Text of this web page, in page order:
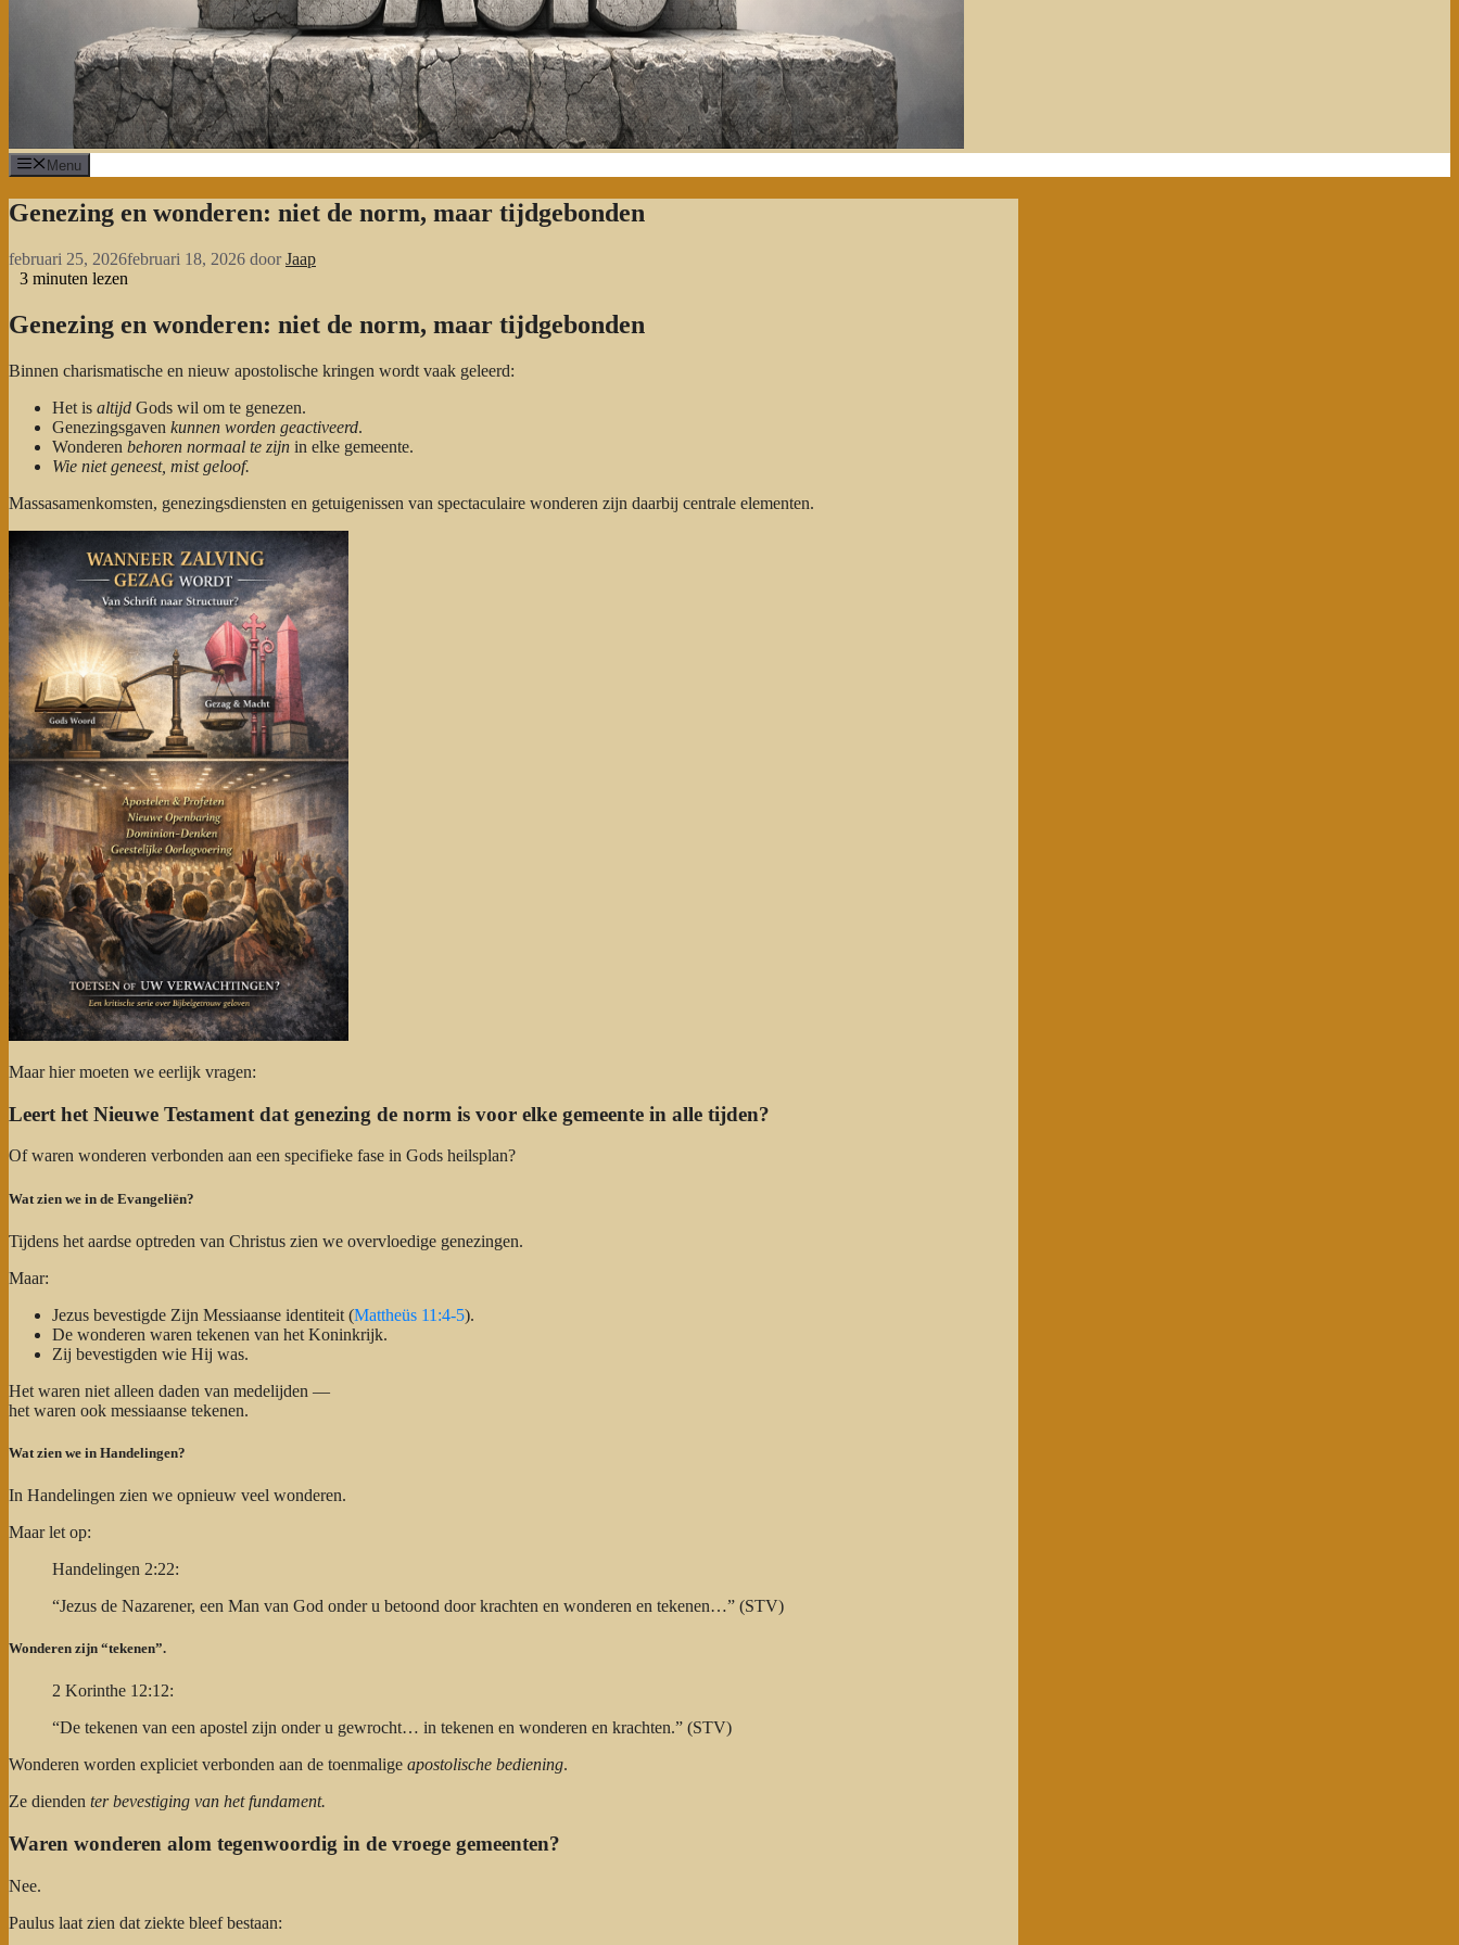
Menu
Genezing en wonderen: niet de norm, maar tijdgebonden
februari 25, 2026februari 18, 2026 doorJaap
3 minuten lezen
Genezing en wonderen: niet de norm, maar tijdgebonden
Binnen charismatische en nieuw apostolische kringen wordt vaak geleerd:
Het is altijd Gods wil om te genezen.
Genezingsgaven kunnen worden geactiveerd.
Wonderen behoren normaal te zijn in elke gemeente.
Wie niet geneest, mist geloof.
Massasamenkomsten, genezingsdiensten en getuigenissen van spectaculaire wonderen zijn daarbij centrale elementen.
Maar hier moeten we eerlijk vragen:
Leert het Nieuwe Testament dat genezing de norm is voor elke gemeente in alle tijden?
Of waren wonderen verbonden aan een specifieke fase in Gods heilsplan?
Wat zien we in de Evangeliën?
Tijdens het aardse optreden van Christus zien we overvloedige genezingen.
Maar:
Jezus bevestigde Zijn Messiaanse identiteit (Mattheüs 11:4-5).
De wonderen waren tekenen van het Koninkrijk.
Zij bevestigden wie Hij was.
Het waren niet alleen daden van medelijden —
het waren ook messiaanse tekenen.
Wat zien we in Handelingen?
In Handelingen zien we opnieuw veel wonderen.
Maar let op:
Handelingen 2:22:
“Jezus de Nazarener, een Man van God onder u betoond door krachten en wonderen en tekenen…” (STV)
Wonderen zijn “tekenen”.
2 Korinthe 12:12:
“De tekenen van een apostel zijn onder u gewrocht… in tekenen en wonderen en krachten.” (STV)
Wonderen worden expliciet verbonden aan de toenmalige apostolische bediening.
Ze dienden ter bevestiging van het fundament.
Waren wonderen alom tegenwoordig in de vroege gemeenten?
Nee.
Paulus laat zien dat ziekte bleef bestaan: